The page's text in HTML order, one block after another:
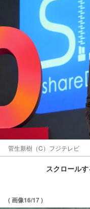
菅生新樹（C）フジテレビ
スクロール
( 画像16/17 )